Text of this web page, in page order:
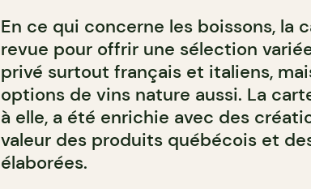
En ce qui concerne les boissons, la
revue pour offrir une sélection
privé surtout français et italiens,
options de vins nature aussi. La
à elle, a été enrichie avec des
valeur des produits québécois et
élaborées.